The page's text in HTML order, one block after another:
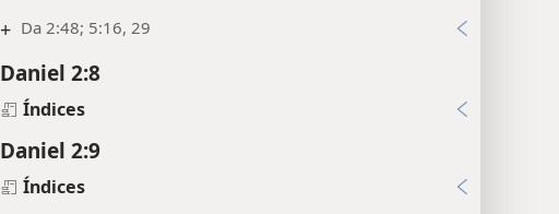
Referencias marginales
+ Da 2:48; 5:16, 29
Daniel 2:8
Índices
Daniel 2:9